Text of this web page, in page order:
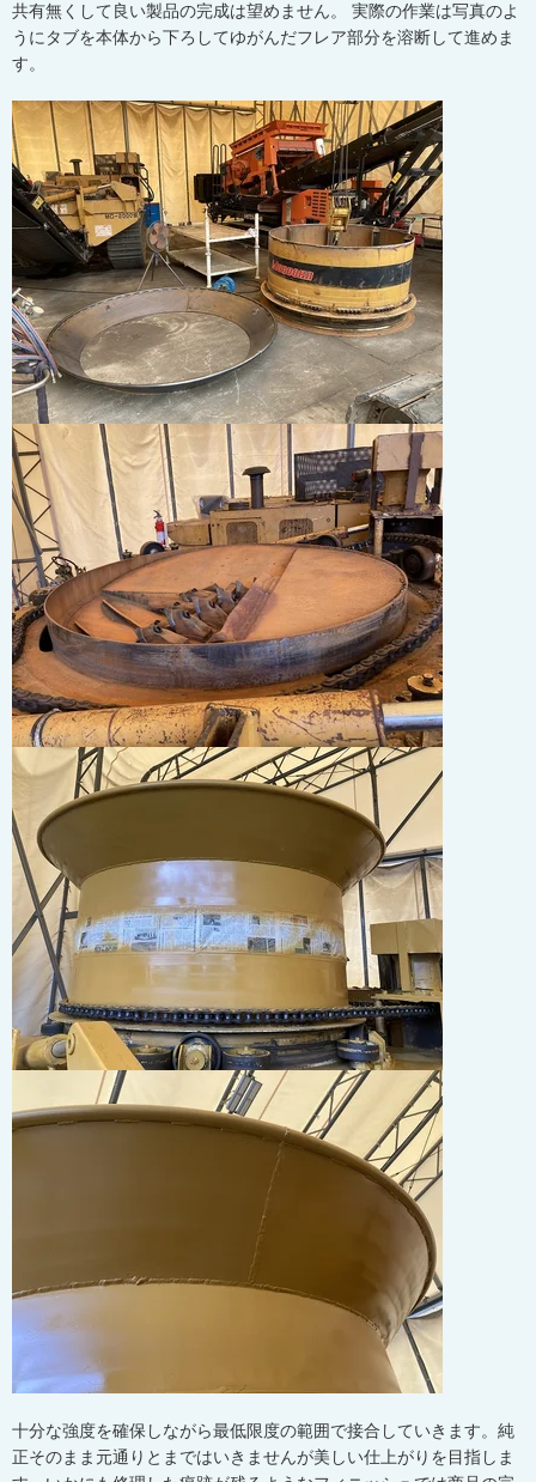
共有無くして良い製品の完成は望めません。 実際の作業は写真のよ
うにタブを本体から下ろしてゆがんだフレア部分を溶断して進めま
す。
十分な強度を確保しながら最低限度の範囲で接合していきます。純
正そのまま元通りとまではいきませんが美しい仕上がりを目指しま